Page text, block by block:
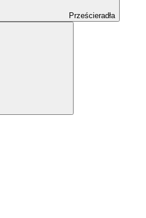
Prześcieradła